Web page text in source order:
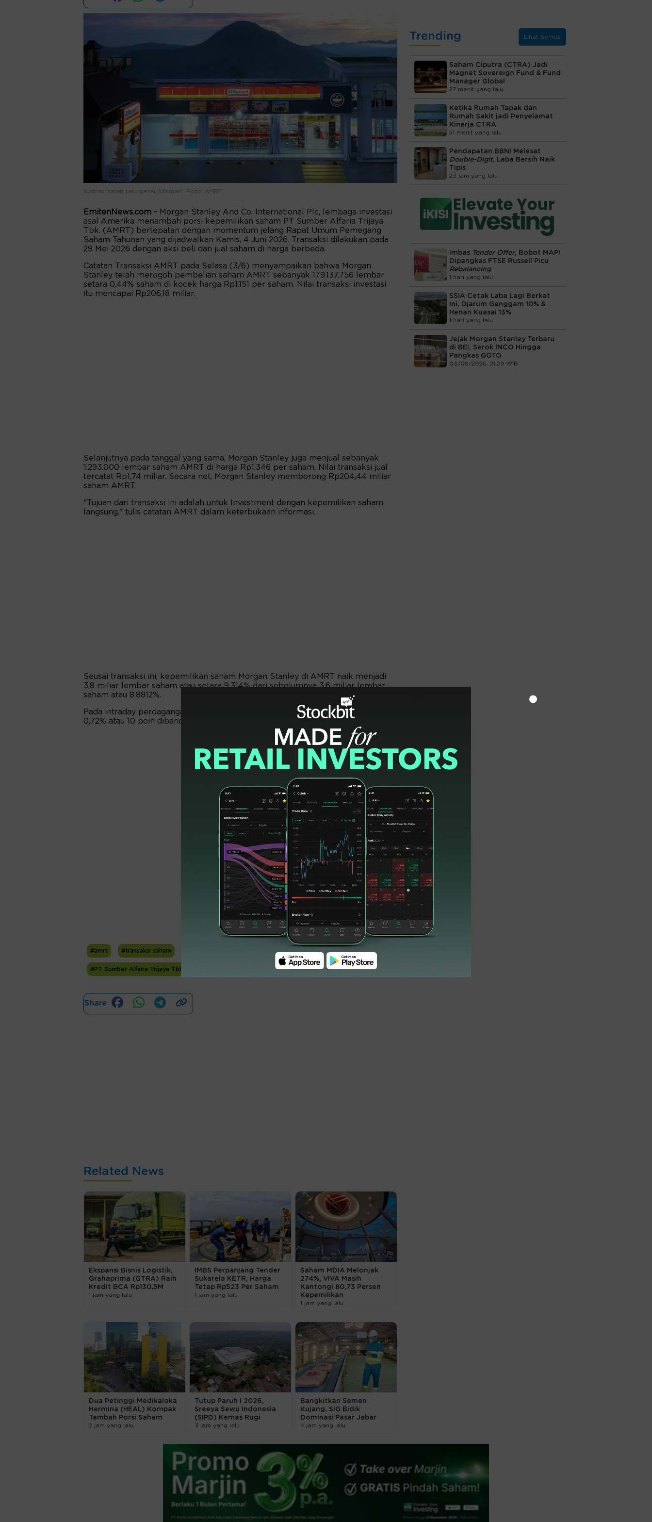
Ilustrasi salah satu gerai Alfamart. Foto: AMRT.
EmitenNews.com - Morgan Stanley And Co. International Plc, lembaga investasi
asal Amerika menambah porsi kepemilikan saham PT Sumber Alfaria Trijaya
Tbk. (AMRT) bertepatan dengan momentum jelang Rapat Umum Pemegang
Saham Tahunan yang dijadwalkan Kamis, 4 Juni 2026. Transaksi dilakukan pada
29 Mei 2026 dengan aksi beli dan jual saham di harga berbeda.
Catatan Transaksi AMRT pada Selasa (3/6) menyampaikan bahwa Morgan
Stanley telah merogoh pembelian saham AMRT sebanyak 179.137.756 lembar
setara 0,44% saham di kocek harga Rp1.151 per saham. Nilai transaksi investasi
itu mencapai Rp206,18 miliar.
Selanjutnya pada tanggal yang sama, Morgan Stanley juga menjual sebanyak
1.293.000 lembar saham AMRT di harga Rp1.346 per saham. Nilai transaksi jual
tercatat Rp1,74 miliar. Secara net, Morgan Stanley memborong Rp204,44 miliar
saham AMRT.
"Tujuan dari transaksi ini adalah untuk Investment dengan kepemilikan saham
langsung," tulis catatan AMRT dalam keterbukaan informasi.
Seusai transaksi ini, kepemilikan saham Morgan Stanley di AMRT naik menjadi
3,8 miliar lembar saham atau setara 9,314% dari sebelumnya 3,6 miliar lembar
saham atau 8,8812%.
Pada intraday perdagangan Rabu (3/6), saham AMRT terpantau di Rp1.370, turun
0,72% atau 10 poin dibanding penutupan sebelumnya.
#amrt #transaksi saham
#PT Sumber Alfaria Trijaya Tbk. (AMRT)
Share
Related News
Ekspansi Bisnis Logistik,
Grahaprima (GTRA) Raih
Kredit BCA Rp130,5M
1 jam yang lalu
IMBS Perpanjang Tender
Sukarela KETR, Harga
Tetap Rp523 Per Saham
1 jam yang lalu
Saham MDIA Melonjak
274%, VIVA Masih
Kantongi 80,73 Persen
Kepemilikan
1 jam yang lalu
Dua Petinggi Medikaloka
Hermina (HEAL) Kompak
Tambah Porsi Saham
2 jam yang lalu
Tutup Paruh I 2026,
Sreeya Sewu Indonesia
(SIPD) Kemas Rugi
3 jam yang lalu
Bangkitkan Semen
Kujang, SIG Bidik
Dominasi Pasar Jabar
4 jam yang lalu
Trending Lihat Semua
Saham Ciputra (CTRA) Jadi
Magnet Sovereign Fund & Fund
Manager Global
27 menit yang lalu
Ketika Rumah Tapak dan
Rumah Sakit jadi Penyelamat
Kinerja CTRA
51 menit yang lalu
Pendapatan BBNI Melesat
Double-Digit, Laba Bersih Naik
Tipis
23 jam yang lalu
Imbas Tender Offer, Bobot MAPI
Dipangkas FTSE Russell Picu
Rebalancing
1 hari yang lalu
SSIA Cetak Laba Lagi Berkat
Ini, Djarum Genggam 10% &
Henan Kuasai 13%
1 hari yang lalu
Jejak Morgan Stanley Terbaru
di BEI, Serok INCO Hingga
Pangkas GOTO
03/08/2026, 21:29 WIB